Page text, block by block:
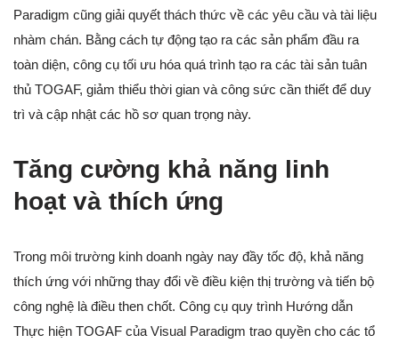
Paradigm cũng giải quyết thách thức về các yêu cầu và tài liệu
nhàm chán. Bằng cách tự động tạo ra các sản phẩm đầu ra
toàn diện, công cụ tối ưu hóa quá trình tạo ra các tài sản tuân
thủ TOGAF, giảm thiểu thời gian và công sức cần thiết để duy
trì và cập nhật các hồ sơ quan trọng này.
Tăng cường khả năng linh
hoạt và thích ứng
Trong môi trường kinh doanh ngày nay đầy tốc độ, khả năng
thích ứng với những thay đổi về điều kiện thị trường và tiến bộ
công nghệ là điều then chốt. Công cụ quy trình Hướng dẫn
Thực hiện TOGAF của Visual Paradigm trao quyền cho các tổ